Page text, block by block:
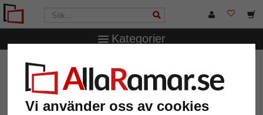
Vi använder oss av cookies
Kategorier
AllaRamar.se
Mixed Colours för 10 bilder
Collageram Mixed Colours för 10